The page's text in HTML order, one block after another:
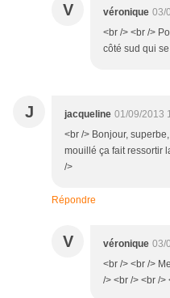
V véronique 03/
<br /> <br />
côté sud qui
J jacqueline 01/09/2013
<br /> Bonjour,
mouillé ça fait ressortir
/>
Répondre
V véronique 03/
<br /> <br />
/> <br /> <br />